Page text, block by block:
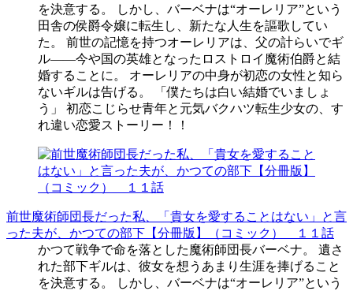
を決意する。 しかし、バーベナは“オーレリア”という
田舎の侯爵令嬢に転生し、新たな人生を謳歌してい
た。 前世の記憶を持つオーレリアは、父の計らいでギ
ル――今や国の英雄となったロストロイ魔術伯爵と結
婚することに。 オーレリアの中身が初恋の女性と知ら
ないギルは告げる。 「僕たちは白い結婚でいましょ
う」 初恋こじらせ青年と元気バクハツ転生少女の、す
れ違い恋愛ストーリー！！
前世魔術師団長だった私、「貴女を愛することはない」と言
った夫が、かつての部下【分冊版】（コミック） １１話
かつて戦争で命を落とした魔術師団長バーベナ。 遺さ
れた部下ギルは、彼女を想うあまり生涯を捧げること
を決意する。 しかし、バーベナは“オーレリア”という